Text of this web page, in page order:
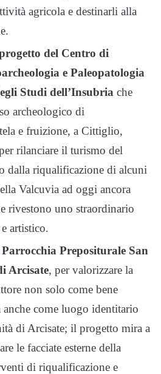
agricola e destinarli alla
del Centro di
e Paleopatologia
Studi dell’Insubria che
archeologico di
e fruizione, a Cittiglio,
rilanciare il turismo del
dalla riqualificazione di alcuni
Valcuvia ad oggi ancora
rivestono uno straordinario
artistico.
Prepositurale San
Arcisate, per valorizzare la
non solo come bene
come luogo identitario
di Arcisate; il progetto mira a
le facciate esterne della
di riqualificazione e